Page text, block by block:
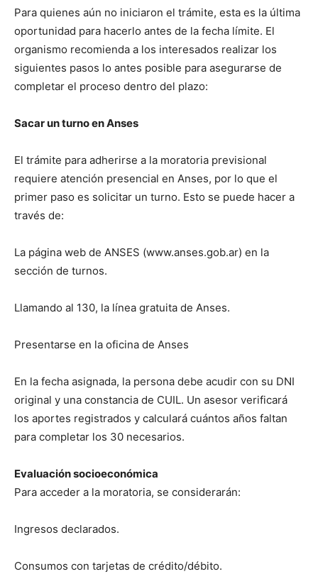
Para quienes aún no iniciaron el trámite, esta es la última
oportunidad para hacerlo antes de la fecha límite. El
organismo recomienda a los interesados realizar los
siguientes pasos lo antes posible para asegurarse de
completar el proceso dentro del plazo:
Sacar un turno en Anses
El trámite para adherirse a la moratoria previsional
requiere atención presencial en Anses, por lo que el
primer paso es solicitar un turno. Esto se puede hacer a
través de:
La página web de ANSES (www.anses.gob.ar) en la
sección de turnos.
Llamando al 130, la línea gratuita de Anses.
Presentarse en la oficina de Anses
En la fecha asignada, la persona debe acudir con su DNI
original y una constancia de CUIL. Un asesor verificará
los aportes registrados y calculará cuántos años faltan
para completar los 30 necesarios.
Evaluación socioeconómica
Para acceder a la moratoria, se considerarán:
Ingresos declarados.
Consumos con tarjetas de crédito/débito.